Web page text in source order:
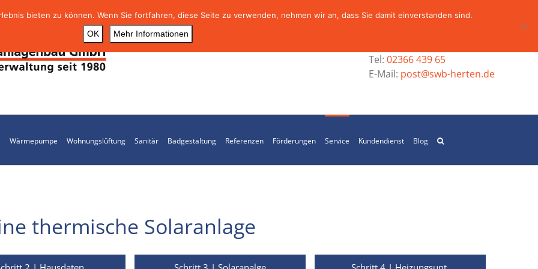
Tel: 02366 439 65
E-Mail: post@swb-herten.de
Wärmepumpe Wohnungslüftung Sanitär Badgestaltung Referenzen Förderungen Service Kundendienst Blog
thermische Solaranlage
bieten zu können. Wenn Sie fortfahren, diese Seite zu verwenden, nehmen wir an, dass Sie damit einverstanden sind.
OK
Mehr Informationen